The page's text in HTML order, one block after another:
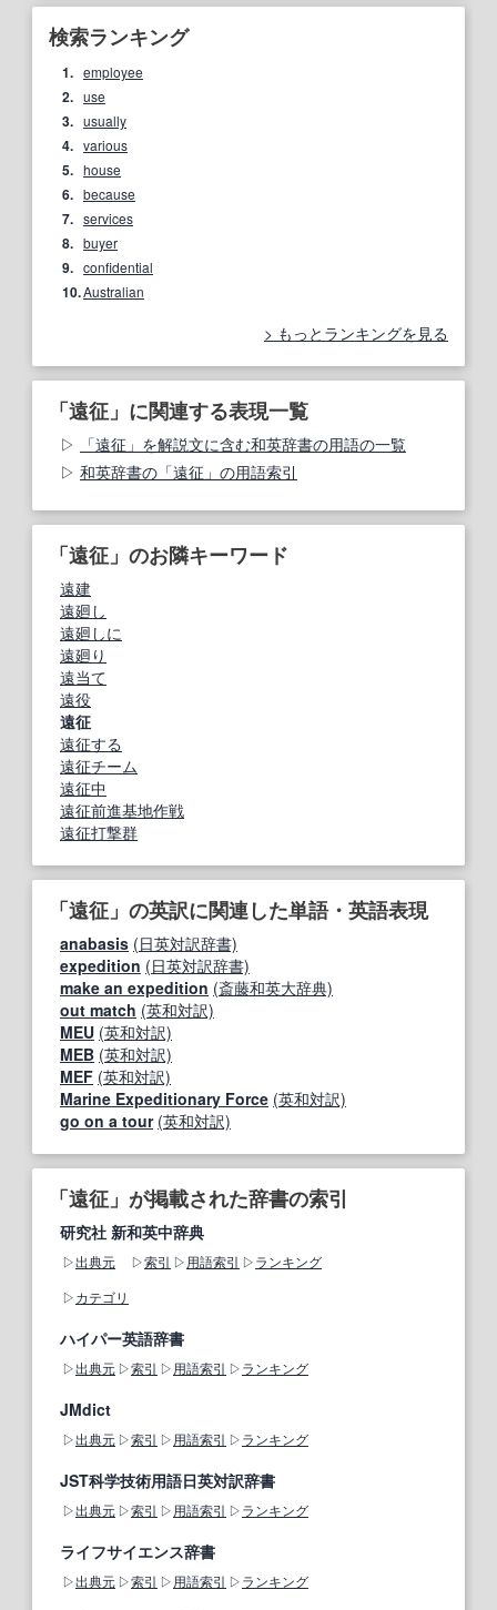
検索ランキング
1. employee
2. use
3. usually
4. various
5. house
6. because
7. services
8. buyer
9. confidential
10.Australian
もっとランキングを見る
「遠征」に関連する表現一覧
「遠征」を解説文に含む和英辞書の用語の一覧
和英辞書の「遠征」の用語索引
「遠征」のお隣キーワード
遠建
遠廻し
遠廻しに
遠廻り
遠当て
遠役
遠征
遠征する
遠征チーム
遠征中
遠征前進基地作戦
遠征打撃群
「遠征」の英訳に関連した単語・英語表現
anabasis (日英対訳辞書)
expedition (日英対訳辞書)
make an expedition (斎藤和英大辞典)
out match (英和対訳)
MEU (英和対訳)
MEB (英和対訳)
MEF (英和対訳)
Marine Expeditionary Force (英和対訳)
go on a tour (英和対訳)
「遠征」が掲載された辞書の索引
研究社 新和英中辞典
出典元 索引 用語索引
ランキング
カテゴリ
ハイパー英語辞書
出典元 索引 用語索引 ランキング
JMdict
出典元 索引 用語索引 ランキング
JST科学技術用語日英対訳辞書
出典元 索引 用語索引 ランキング
ライフサイエンス辞書
出典元 索引 用語索引 ランキング